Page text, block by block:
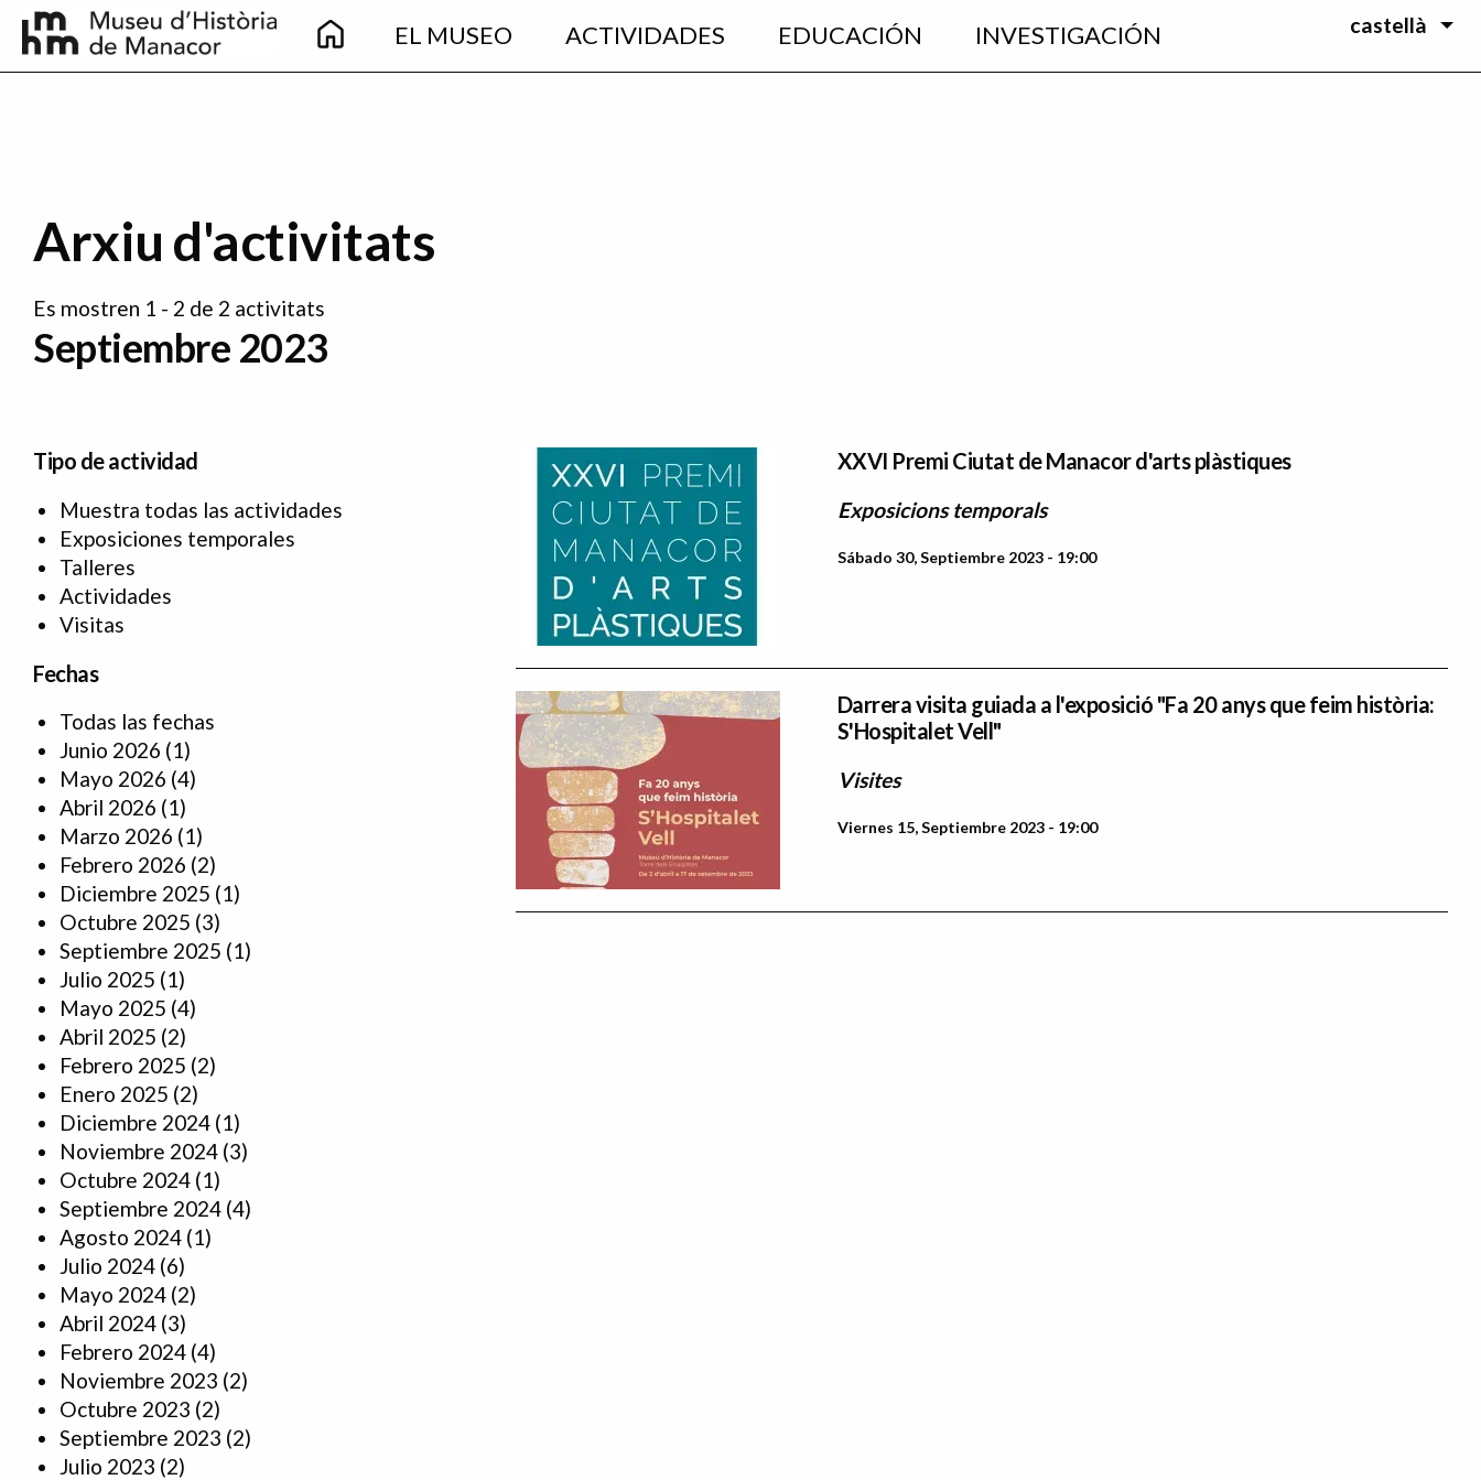
Pasar al contenido principal
Main
navigation
EL MUSEO ACTIVIDADES EDUCACIÓN INVESTIGACIÓN castellà
Arxiu d'activitats
Es mostren 1 - 2 de 2 activitats
Septiembre 2023
Tipo de actividad
Muestra todas las actividades
Exposiciones temporales
Talleres
Actividades
Visitas
Fechas
Todas las fechas
Junio 2026 (1)
Mayo 2026 (4)
Abril 2026 (1)
Marzo 2026 (1)
Febrero 2026 (2)
Diciembre 2025 (1)
Octubre 2025 (3)
Septiembre 2025 (1)
Julio 2025 (1)
Mayo 2025 (4)
Abril 2025 (2)
Febrero 2025 (2)
Enero 2025 (2)
Diciembre 2024 (1)
Noviembre 2024 (3)
Octubre 2024 (1)
Septiembre 2024 (4)
Agosto 2024 (1)
Julio 2024 (6)
Mayo 2024 (2)
Abril 2024 (3)
Febrero 2024 (4)
Noviembre 2023 (2)
Octubre 2023 (2)
Septiembre 2023 (2)
Julio 2023 (2)
XXVI Premi Ciutat de Manacor d'arts plàstiques
Exposicions temporals
Sábado 30, Septiembre 2023 - 19:00
Darrera visita guiada a l'exposició "Fa 20 anys que feim història:
S'Hospitalet Vell"
Visites
Viernes 15, Septiembre 2023 - 19:00